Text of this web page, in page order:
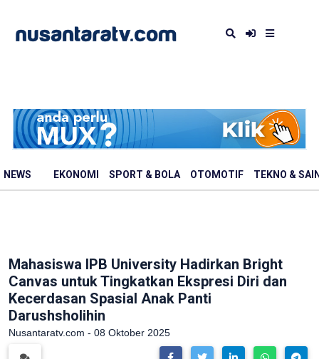
NEWS EKONOMI SPORT & BOLA OTOMOTIF TEKNO &
Mahasiswa IPB University Hadirkan Bright
Canvas untuk Tingkatkan Ekspresi Diri dan
Kecerdasan Spasial Anak Panti
Darushsholihin
Nusantaratv.com - 08 Oktober 2025